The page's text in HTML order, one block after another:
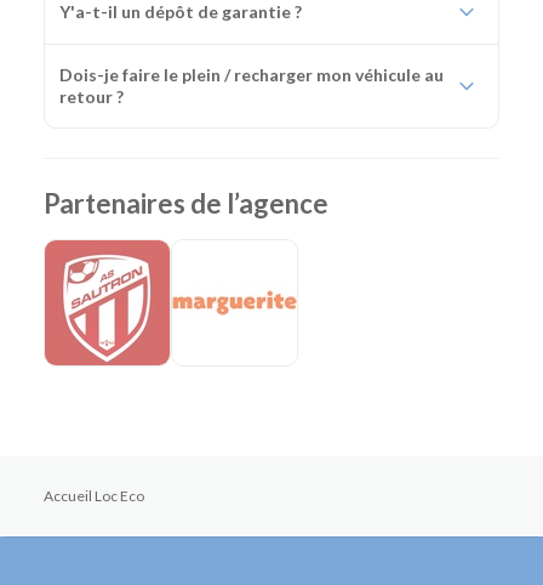
Y'a-t-il un dépôt de garantie ?
Dois-je faire le plein / recharger mon véhicule au
retour ?
Partenaires de l’agence
Accueil Loc Eco